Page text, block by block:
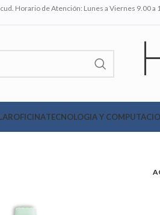
Horario de Atención: Lunes a Viernes 9.00 a
OFICINATECNOLOGIA Y